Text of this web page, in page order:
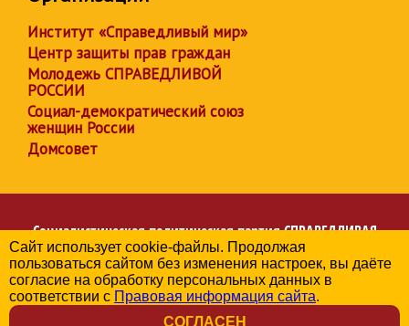
Институт «Справедливый мир»
Центр защиты прав граждан
Молодежь СПРАВЕДЛИВОЙ
РОССИИ
Социал-демократический союз
женщин России
Домсовет
Социалистическая политическая партияСПРАВЕДЛИВАЯ
РОССИЯ
Региональное отделение партии в Амурской области
© 2006-2026
Политика в отношении обработки персональных данных
Сайт использует cookie-файлы. Продолжая
пользоваться сайтом без изменения настроек, вы даёте
согласие на обработку персональных данных в
соответствии с Правовая информация сайта.
СОГЛАСЕН